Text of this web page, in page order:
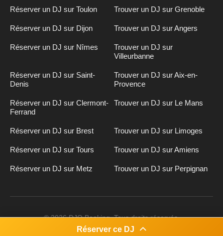
Réserver ce DJ
Réserver un DJ sur Toulon Trouver un DJ sur Grenoble
Réserver un DJ sur Dijon Trouver un DJ sur Angers
Réserver un DJ sur Nîmes
Trouver un DJ sur
Villeurbanne
Réserver un DJ sur Saint-
Denis
Trouver un DJ sur Aix-en-
Provence
Réserver un DJ sur Clermont-
Ferrand
Trouver un DJ sur Le Mans
Réserver un DJ sur Brest Trouver un DJ sur Limoges
Réserver un DJ sur Tours Trouver un DJ sur Amiens
Réserver un DJ sur Metz Trouver un DJ sur Perpignan
© 2026 DJO Booking. Tous droits réservés.